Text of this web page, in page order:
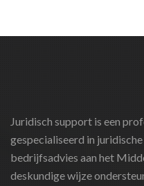
Juridisch support is een
gespecialiseerd in
bedrijfsadvies aan het
deskundige wijze